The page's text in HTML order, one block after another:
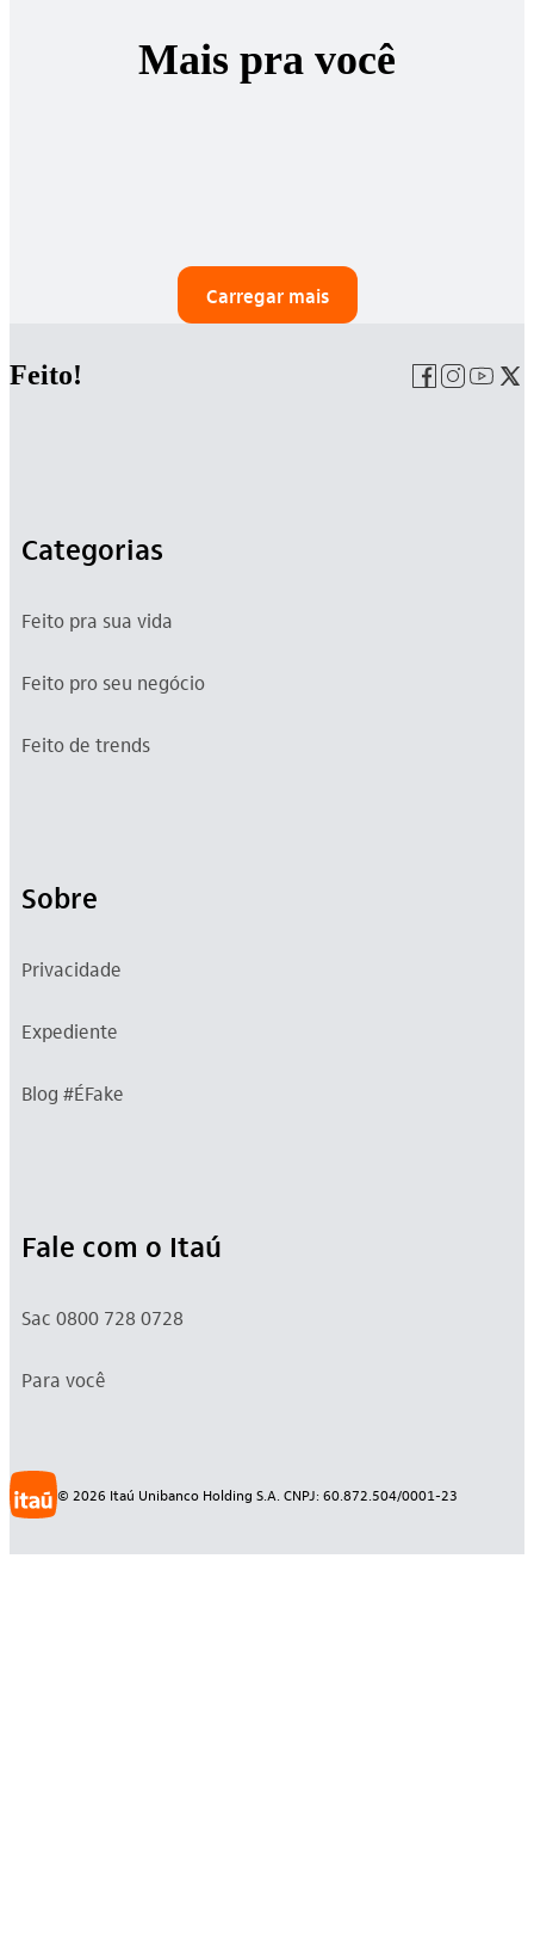
Mais pra você
Carregar mais
Feito!
Categorias
Feito pra sua vida
Feito pro seu negócio
Feito de trends
Sobre
Privacidade
Expediente
Blog #ÉFake
Fale com o Itaú
Sac 0800 728 0728
Para você
© 2026 Itaú Unibanco Holding S.A. CNPJ: 60.872.504/0001-23